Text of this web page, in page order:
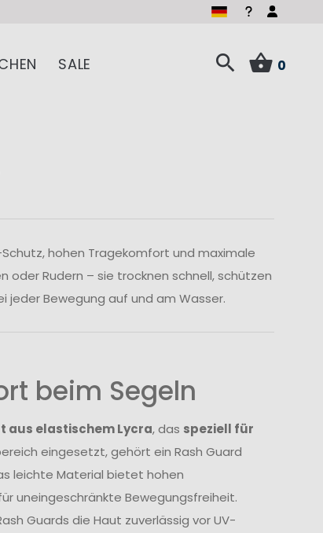
SALE 0
hohen Tragekomfort und maximale
oder Rudern – sie trocknen schnell, schützen
jeder Bewegung auf und am Wasser.
beim Segeln
aus elastischem Lycra, das speziell für
eingesetzt, gehört ein Rash Guard
leichte Material bietet hohen
uneingeschränkte Bewegungsfreiheit.
Guards die Haut zuverlässig vor UV-